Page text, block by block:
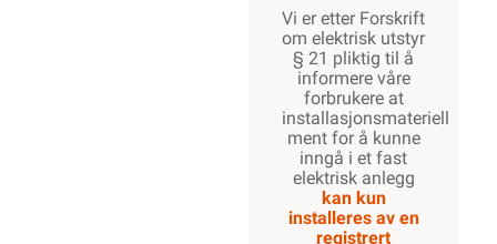
Vi er etter Forskrift
om elektrisk utstyr
§ 21 pliktig til å
informere våre
forbrukere at
installasjonsmateriell
ment for å kunne
inngå i et fast
elektrisk anlegg
kan kun
installeres av en
registrert